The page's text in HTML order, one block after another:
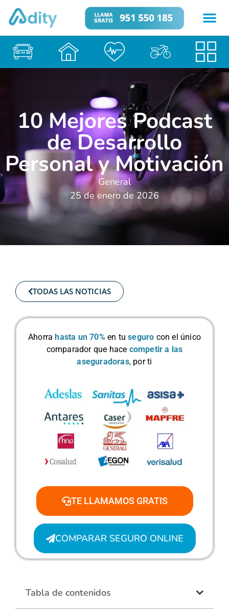
10 Mejores Podcast
de Desarrollo
Personal y Motivación
General
25 de enero de 2026
TODAS LAS NOTICIAS
Ahorra hasta un 70% en tuseguro con el único
comparador que hace competir a las
aseguradoras, por ti
TE LLAMAMOS GRATIS
COMPARAR SEGURO ONLINE
Tabla de contenidos